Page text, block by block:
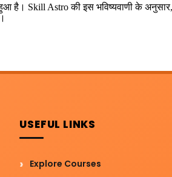
हुआ है। Skill Astro की इस भविष्यवाणी के
USEFUL LINKS
Explore Courses